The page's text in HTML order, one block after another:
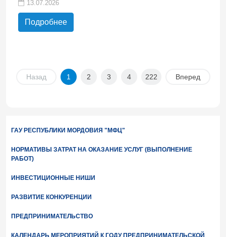
ГАУ РЕСПУБЛИКИ МОРДОВИЯ "МФЦ"
НОРМАТИВЫ ЗАТРАТ НА ОКАЗАНИЕ УСЛУГ (ВЫПОЛНЕНИЕ
РАБОТ)
ИНВЕСТИЦИОННЫЕ НИШИ
РАЗВИТИЕ КОНКУРЕНЦИИ
ПРЕДПРИНИМАТЕЛЬСТВО
КАЛЕНДАРЬ МЕРОПРИЯТИЙ К ГОДУ ПРЕДПРИНИМАТЕЛЬСКОЙ
13.07.2026
Подробнее
Назад 1 2 3 4 222 Вперед